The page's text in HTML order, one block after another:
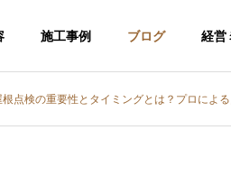
施工事例 ブログ 経営
根点検の重要性とタイミングとは？プロによ